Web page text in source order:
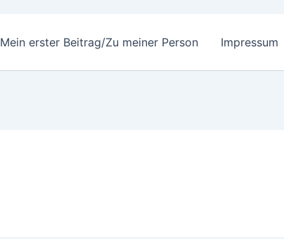
Mein erster Beitrag/Zu meiner Person Impressum